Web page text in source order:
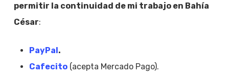
permitir la continuidad de mi trabajo en Bahía
César:
PayPal.
Cafecito(acepta Mercado Pago).